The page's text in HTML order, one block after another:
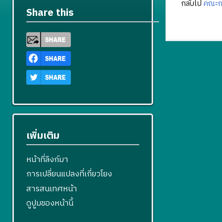
กลับไป คณะ
Share this
เพิ่มเติม
หน้าที่ลิงก์มา
การเปลี่ยนแปลงที่เกี่ยวโยง
สารสนเทศหน้า
ดูปูมของหน้านี้